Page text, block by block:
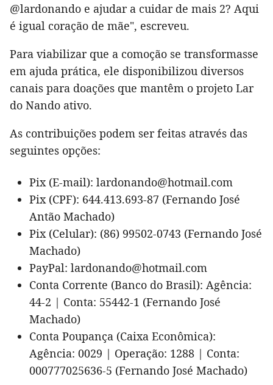
@lardonando e ajudar a cuidar de mais 2? Aqui
é igual coração de mãe", escreveu.
Para viabilizar que a comoção se transformasse
em ajuda prática, ele disponibilizou diversos
canais para doações que mantêm o projeto Lar
do Nando ativo.
As contribuições podem ser feitas através das
seguintes opções:
Pix (E-mail): lardonando@hotmail.com
Pix (CPF): 644.413.693-87 (Fernando José
Antão Machado)
Pix (Celular): (86) 99502-0743 (Fernando José
Machado)
PayPal: lardonando@hotmail.com
Conta Corrente (Banco do Brasil): Agência:
44-2 | Conta: 55442-1 (Fernando José
Machado)
Conta Poupança (Caixa Econômica):
Agência: 0029 | Operação: 1288 | Conta:
000777025636-5 (Fernando José Machado)